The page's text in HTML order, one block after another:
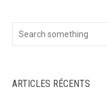
ARTICLES RÉCENTS